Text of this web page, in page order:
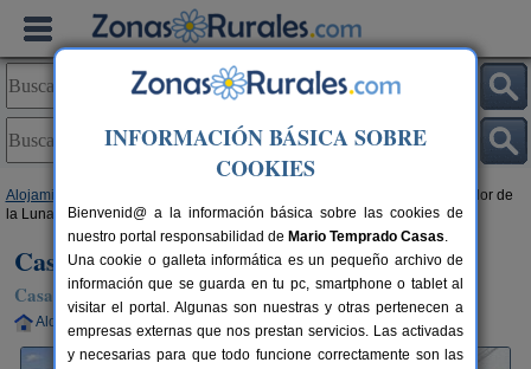
Alojamientos
> Casa Rural Mirador de
la Luna I
Casa Rural Mirador de la Luna I
Casa Rural en Hornos de Segura (Jaén)
Alquiler completo 150 km de Jaén
INFORMACIÓN BÁSICA SOBRE
COOKIES
Bienvenid@ a la información básica sobre las cookies de
nuestro portal responsabilidad de Mario Temprado Casas.
Una cookie o galleta informática es un pequeño archivo de
información que se guarda en tu pc, smartphone o tablet al
visitar el portal. Algunas son nuestras y otras pertenecen a
empresas externas que nos prestan servicios. Las activadas
y necesarias para que todo funcione correctamente son las